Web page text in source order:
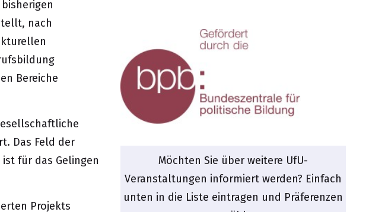
nach
Bereiche
Das Feld der
für das Gelingen
Projekts
Möchten Sie über weitere UfU-
Veranstaltungen informiert werden? Einfach
unten in die Liste eintragen und Präferenzen